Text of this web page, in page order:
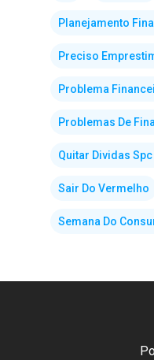
Planejamento
Preciso
Problema
Problemas De
Quitar Dividas
Sair Do Vermelho
Semana Do